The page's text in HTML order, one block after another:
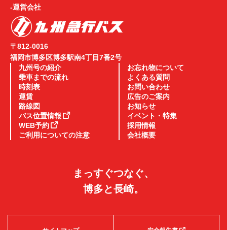
-運営会社
〒812-0016
福岡市博多区博多駅南4丁目7番2号
九州号の紹介
乗車までの流れ
時刻表
運賃
路線図
バス位置情報
WEB予約
ご利用についての注意
お忘れ物について
よくある質問
お問い合わせ
広告のご案内
お知らせ
イベント・特集
採用情報
会社概要
まっすぐつなぐ、
博多と長崎。